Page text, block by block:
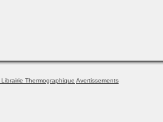
Thermographique Avertissements